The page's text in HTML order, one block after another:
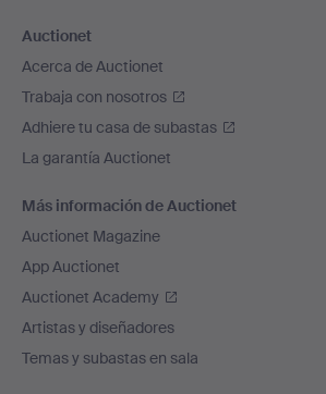
Auctionet
Acerca de Auctionet
Trabaja con nosotros
Adhiere tu casa de subastas
La garantía Auctionet
Más información de Auctionet
Auctionet Magazine
App Auctionet
Auctionet Academy
Artistas y diseñadores
Temas y subastas en sala